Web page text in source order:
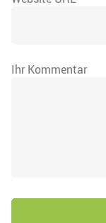
Ihr Kommentar